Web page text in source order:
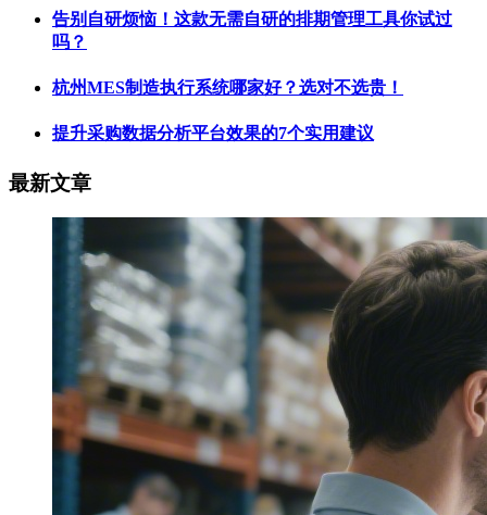
告别自研烦恼！这款无需自研的排期管理工具你试过
吗？
杭州MES制造执行系统哪家好？选对不选贵！
提升采购数据分析平台效果的7个实用建议
最新文章